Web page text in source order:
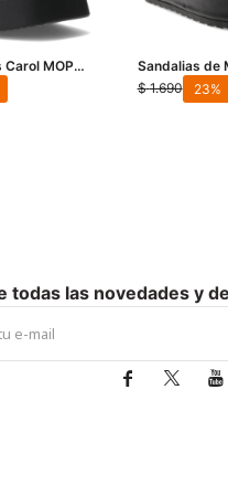
MOPP -
Sandalias de
Negro
$ 1.690 23
todas las novedades y
  